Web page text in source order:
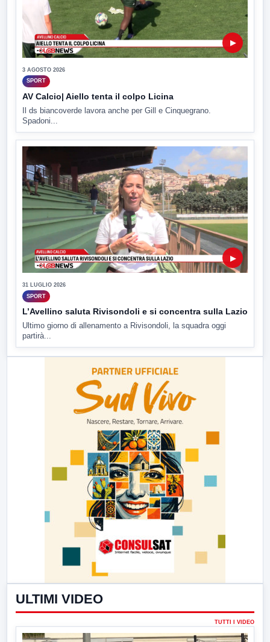
▶
3 AGOSTO 2026
SPORT
AV Calcio| Aiello tenta il colpo Licina
Il ds biancoverde lavora anche per Gill e Cinquegrano.
Spadoni...
▶
31 LUGLIO 2026
SPORT
L’Avellino saluta Rivisondoli e si concentra sulla Lazio
Ultimo giorno di allenamento a Rivisondoli, la squadra oggi
partirà...
ULTIMI VIDEO
TUTTI I VIDEO